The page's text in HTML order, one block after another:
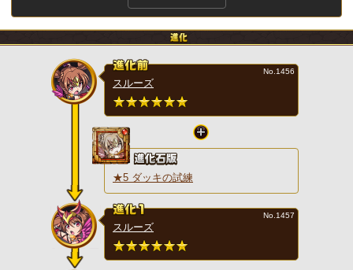
スルーズ
No.1456
★5 ダッキの試練
スルーズ
No.1457